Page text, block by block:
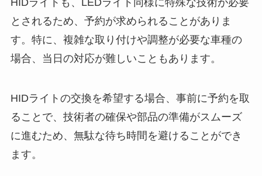
HIDライトも、LEDライト同様に特殊な技術が必要
とされるため、予約が求められることがありま
す。特に、複雑な取り付けや調整が必要な車種の
場合、当日の対応が難しいこともあります。
HIDライトの交換を希望する場合、事前に予約を取
ることで、技術者の確保や部品の準備がスムーズ
に進むため、無駄な待ち時間を避けることができ
ます。